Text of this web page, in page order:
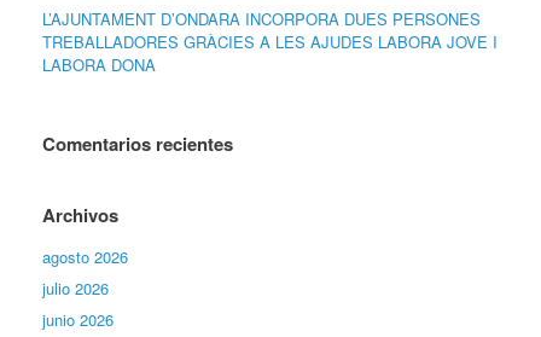
L’AJUNTAMENT D’ONDARA INCORPORA DUES PERSONES
TREBALLADORES GRÀCIES A LES AJUDES LABORA JOVE I
LABORA DONA
Comentarios recientes
Archivos
agosto 2026
julio 2026
junio 2026